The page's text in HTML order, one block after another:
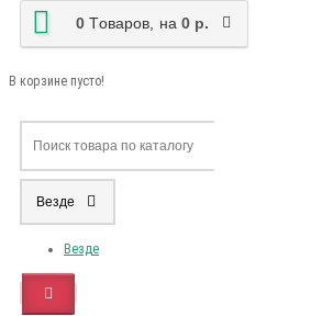
0 Tоваров, на 0 р.
В корзине пусто!
Везде
Везде